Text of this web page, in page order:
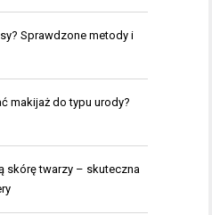
Sprawdzone metody i
makijaż do typu urody?
skórę twarzy – skuteczna